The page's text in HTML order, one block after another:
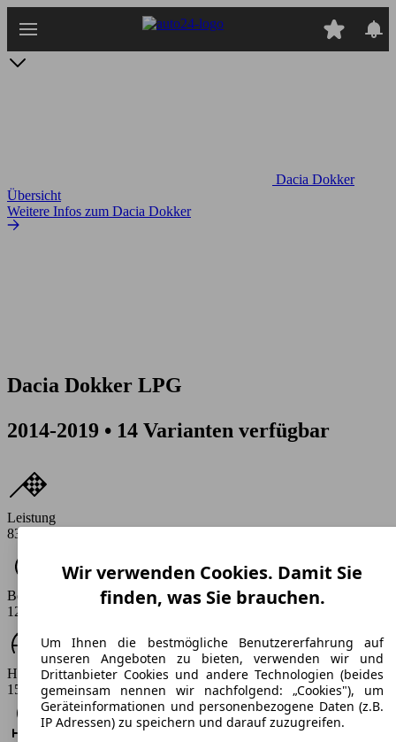
Hauptinhalt
Dacia Dokker
Übersicht
Weitere Infos zum Dacia Dokker
Dacia Dokker LPG
2014-2019 • 14 Varianten verfügbar
Leistung
83 - 109 PS
Beschleunigung (0-100 km/h)
12.7 - 14.3 s
Höchstgeschwindigkeit (km/h)
159 - 170 km/h
Wir verwenden Cookies. Damit Sie
finden, was Sie brauchen.
Um Ihnen die bestmögliche Benutzererfahrung auf
unseren Angeboten zu bieten, verwenden wir und
Drittanbieter Cookies und andere Technologien (beides
gemeinsam nennen wir nachfolgend: „Cookies"), um
Geräteinformationen und personenbezogene Daten (z.B.
IP Adressen) zu speichern und darauf zuzugreifen.